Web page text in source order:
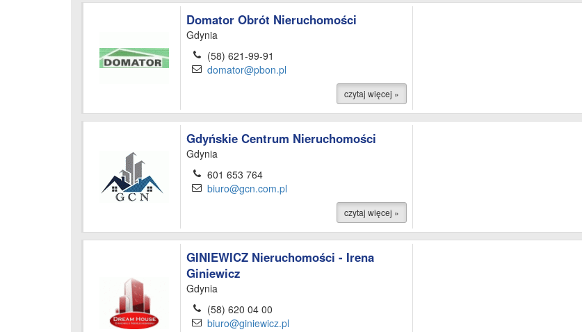
Domator Obrót Nieruchomości
Gdynia
(58) 621-99-91
domator@pbon.pl
czytaj więcej »
Gdyńskie Centrum Nieruchomości
Gdynia
601 653 764
biuro@gcn.com.pl
czytaj więcej »
GINIEWICZ Nieruchomości - Irena
Giniewicz
Gdynia
(58) 620 04 00
biuro@giniewicz.pl